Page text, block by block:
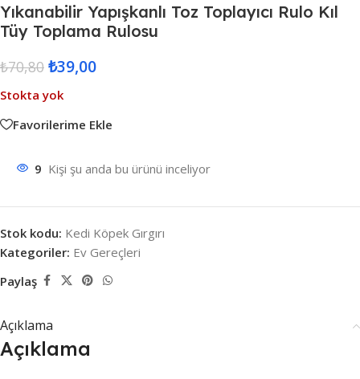
Yıkanabilir Yapışkanlı Toz Toplayıcı Rulo Kıl
Tüy Toplama Rulosu
₺70,80 ₺39,00
Stokta yok
Favorilerime Ekle
9 Kişi şu anda bu ürünü inceliyor
Stok kodu: Kedi Köpek Gırgırı
Kategoriler: Ev Gereçleri
Paylaş
Açıklama
Açıklama